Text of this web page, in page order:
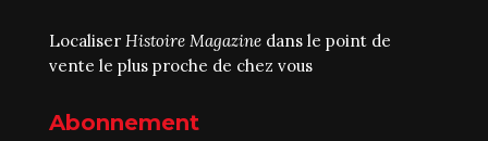
Localiser Histoire Magazinedans le point de
vente le plus proche de chez vous
Abonnement